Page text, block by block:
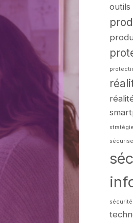
outils